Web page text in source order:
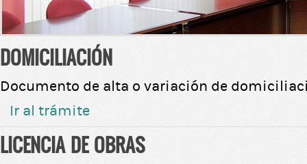
DOMICILIACIÓN
Documento de alta o variación de
Ir al trámite
LICENCIA DE OBRAS